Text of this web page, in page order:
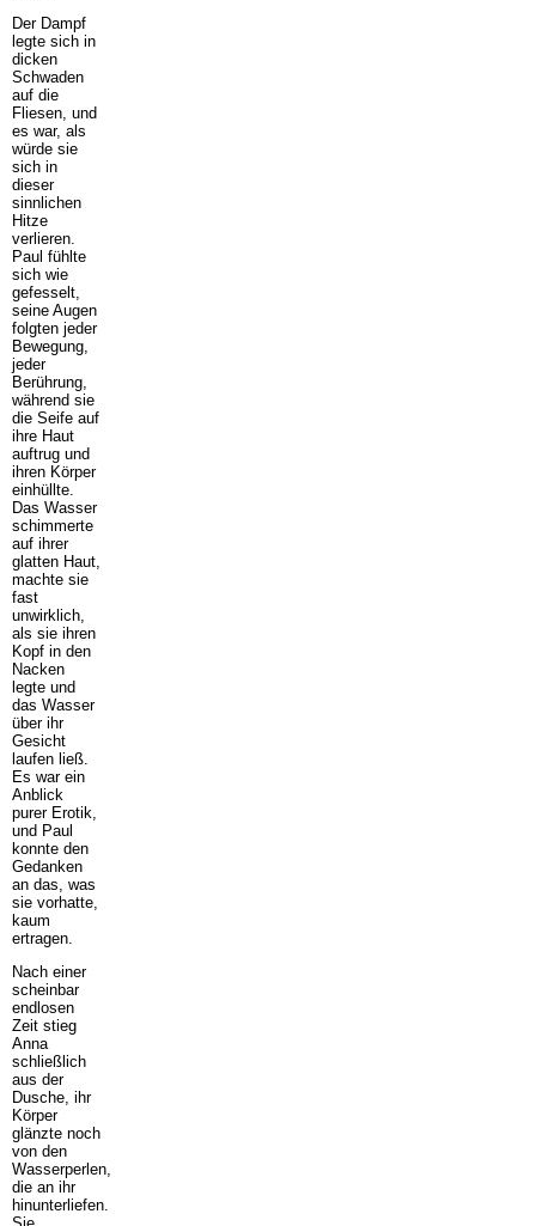
Der Dampf
legte sich in
dicken
Schwaden
auf die
Fliesen, und
es war, als
würde sie
sich in
dieser
sinnlichen
Hitze
verlieren.
Paul fühlte
sich wie
gefesselt,
seine Augen
folgten jeder
Bewegung,
jeder
Berührung,
während sie
die Seife auf
ihre Haut
auftrug und
ihren Körper
einhüllte.
Das Wasser
schimmerte
auf ihrer
glatten Haut,
machte sie
fast
unwirklich,
als sie ihren
Kopf in den
Nacken
legte und
das Wasser
über ihr
Gesicht
laufen ließ.
Es war ein
Anblick
purer Erotik,
und Paul
konnte den
Gedanken
an das, was
sie vorhatte,
kaum
ertragen.
Nach einer
scheinbar
endlosen
Zeit stieg
Anna
schließlich
aus der
Dusche, ihr
Körper
glänzte noch
von den
Wasserperlen,
die an ihr
hinunterliefen.